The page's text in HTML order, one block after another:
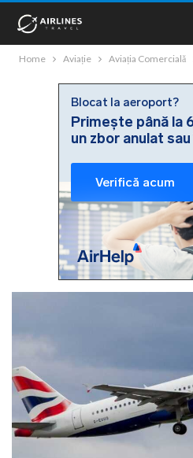
Home Aviație Aviația Comercială